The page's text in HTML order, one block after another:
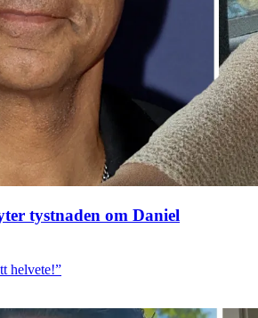
tystnaden om Daniel
helvete!”